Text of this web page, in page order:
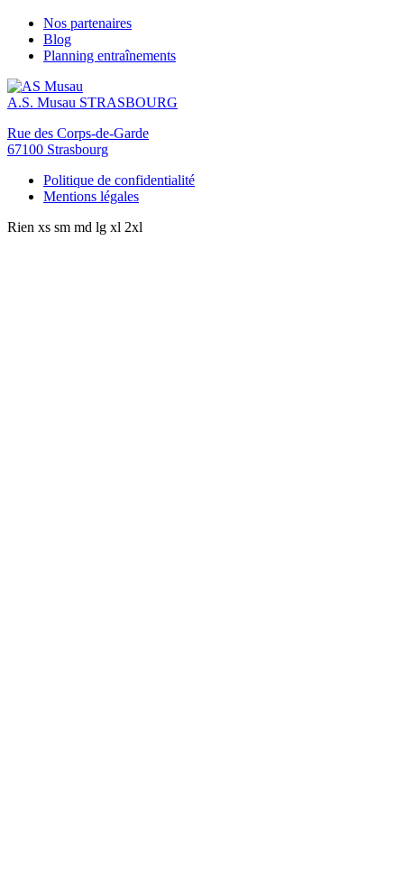
Nos partenaires
Blog
Planning entraînements
A.S. Musau STRASBOURG
Rue des Corps-de-Garde
67100 Strasbourg
Politique de confidentialité
Mentions légales
Rien xs sm md lg xl 2xl